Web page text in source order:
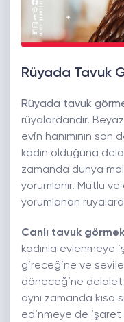
Rüyada Tavuk
Rüyada tavuk
rüyalardandır.
evin hanımının son
kadın olduğuna
zamanda dünya
yorumlanır. Mutlu
yorumlanan
Canlı tavuk görmek
kadınla evlenmeye
gireceğine ve
döneceğine delalet
aynı zamanda kısa
edinmeye de işaret